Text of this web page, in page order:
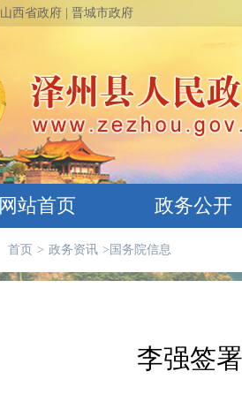
山西省政府 晋城市政府
网站首页 政务公开
首页 > 政务资讯 > 国务院信息
李强签